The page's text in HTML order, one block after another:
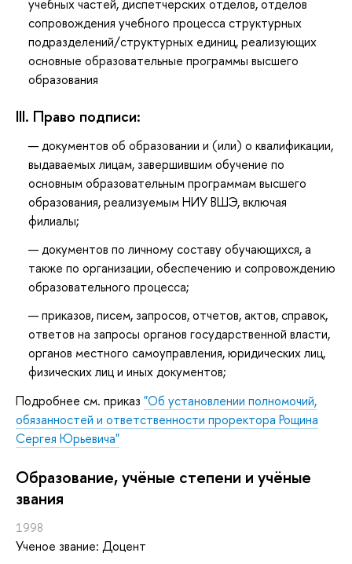
учебных частей, диспетчерских отделов, отделов
сопровождения учебного процесса структурных
подразделений/структурных единиц, реализующих
основные образовательные программы высшего
образования
III. Право подписи:
документов об образовании и (или) о квалификации,
выдаваемых лицам, завершившим обучение по
основным образовательным программам высшего
образования, реализуемым НИУ ВШЭ, включая
филиалы;
документов по личному составу обучающихся, а
также по организации, обеспечению и сопровождению
образовательного процесса;
приказов, писем, запросов, отчетов, актов, справок,
ответов на запросы органов государственной власти,
органов местного самоуправления, юридических лиц,
физических лиц и иных документов;
Подробнее см. приказ "Об установлении полномочий,
обязанностей и ответственности проректора Рощина
Сергея Юрьевича"
Oбразование, учёные степени и учёные
звания
1998
Ученое звание: Доцент